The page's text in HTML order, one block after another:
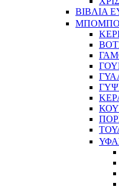
ΒΙΒΛΙΑ